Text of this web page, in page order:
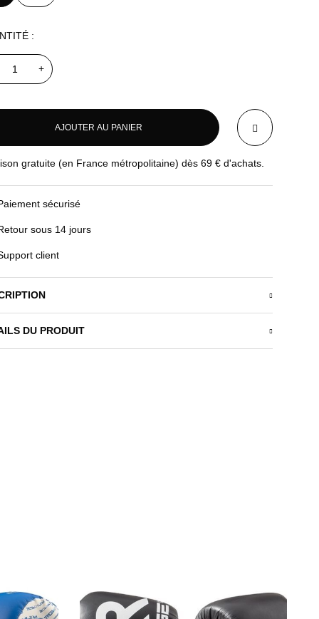
:
+
AJOUTER AU PANIER
AJOUTER AU PANIER
gratuite (en France métropolitaine) dès 69 €d'achats.
sécurisé
sous 14 jours
client
DU PRODUIT